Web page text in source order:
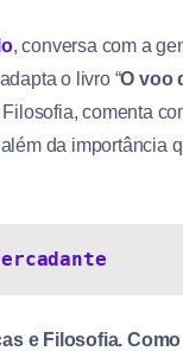
, conversa com a
o livro “O voo
comenta
da importância
e Filosofia.